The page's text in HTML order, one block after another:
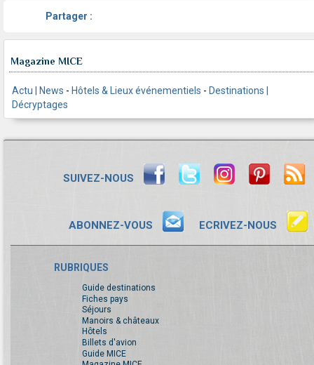
Partager :
Magazine MICE
Actu | News - Hôtels & Lieux événementiels - Destinations |
Décryptages
SUIVEZ-NOUS
ABONNEZ-VOUS ECRIVEZ-NOUS
RUBRIQUES
Guide destinations
Fiches pays
Séjours
Manoirs & châteaux
Hôtels
Billets d'avion
Guide MICE